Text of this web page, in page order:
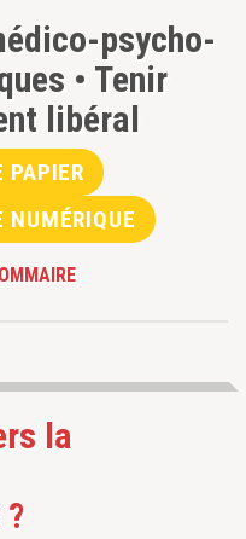
psycho-
• Tenir
libéral
PAPIER
NUMÉRIQUE
la